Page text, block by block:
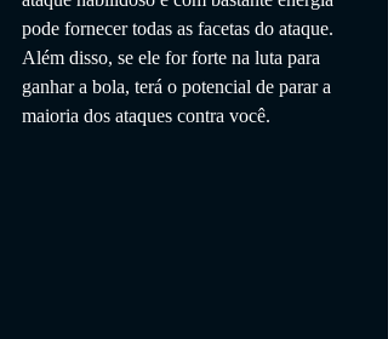
pode fornecer todas as facetas do ataque.
Além disso, se ele for forte na luta para
ganhar a bola, terá o potencial de parar a
maioria dos ataques contra você.